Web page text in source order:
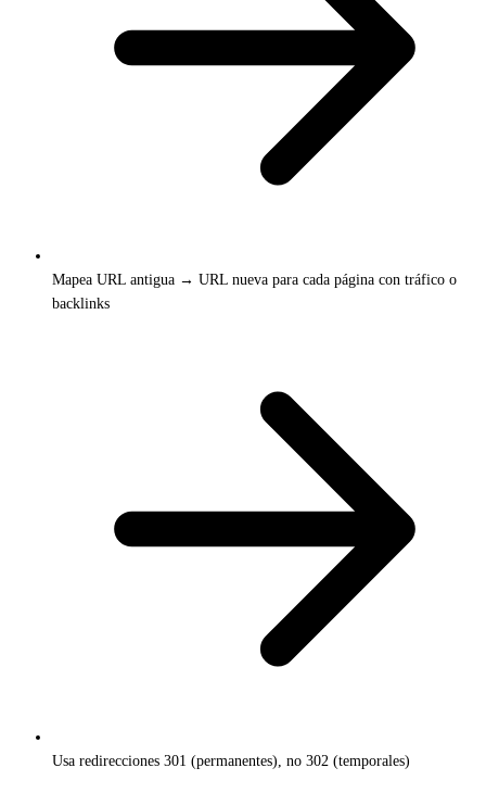
Mapea URL antigua → URL nueva para cada página con tráfico o
backlinks
Usa redirecciones 301 (permanentes), no 302 (temporales)